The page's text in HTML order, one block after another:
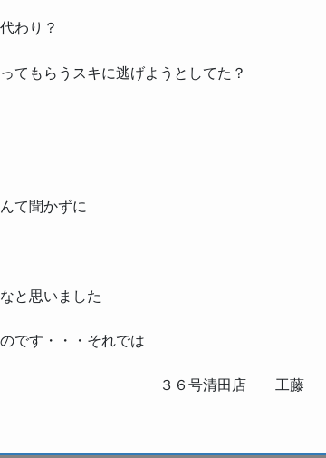
わり？
てもらうスキに逃げようとしてた？
て聞かずに
と思いました
です・・・それでは
店 工藤